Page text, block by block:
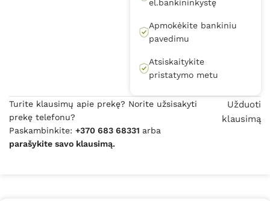
el.bankininkystę
Apmokėkite bankiniu
pavedimu
Atsiskaitykite
pristatymo metu
Turite klausimų apie prekę? Norite užsisakyti
prekę telefonu?
Paskambinkite: +370 683 68331 arba
parašykite savo klausimą.
Užduoti
klausimą